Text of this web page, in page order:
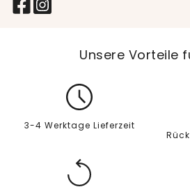
Unsere Vorteile
3-4 Werktage Lieferzeit